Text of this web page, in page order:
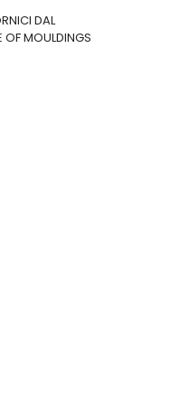
DAL
OF MOULDINGS